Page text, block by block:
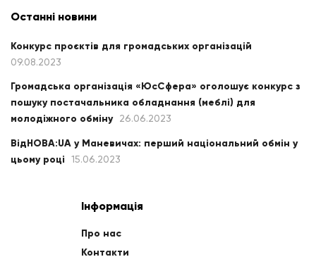
Останні новини
Конкурс проєктів для громадських організацій
09.08.2023
Громадська організація «ЮсСфера» оголошує конкурс з
пошуку постачальника обладнання (меблі) для
молодіжного обміну
26.06.2023
ВідНОВА:UA у Маневичах: перший національний обмін у
цьому році
15.06.2023
Інформація
Про нас
Контакти